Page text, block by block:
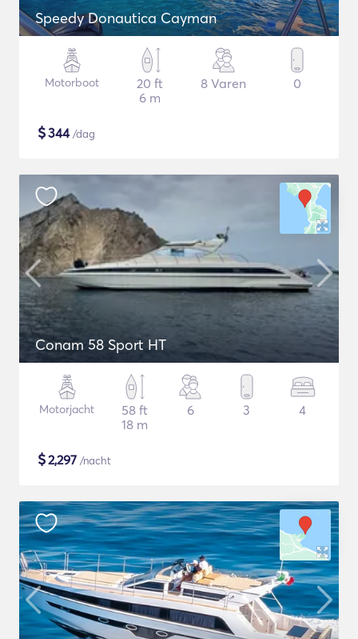
Speedy Donautica Cayman
Motorboot
20 ft
6 m
8 Varen 0
$344/dag
Conam 58 Sport HT
Motorjacht
58 ft
18 m
6 3 4
$2,297 /nacht